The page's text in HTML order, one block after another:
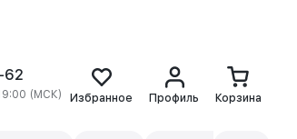
62
(МСК) Избранное Профиль Корзина